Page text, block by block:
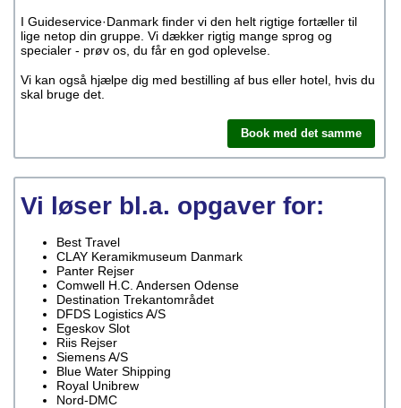
I Guideservice·Danmark finder vi den helt rigtige fortæller til
lige netop din gruppe. Vi dækker rigtig mange sprog og
specialer - prøv os, du får en god oplevelse.
Vi kan også hjælpe dig med bestilling af bus eller hotel, hvis du
skal bruge det.
Book med det samme
Vi løser bl.a. opgaver for:
Best Travel
CLAY Keramikmuseum Danmark
Panter Rejser
Comwell H.C. Andersen Odense
Destination Trekantområdet
DFDS Logistics A/S
Egeskov Slot
Riis Rejser
Siemens A/S
Blue Water Shipping
Royal Unibrew
Nord-DMC